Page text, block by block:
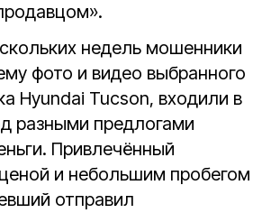
недель мошенники
фото и видео выбранного
Hyundai Tucson, входили в
разными предлогами
Привлечённый
и небольшим пробегом
отправил